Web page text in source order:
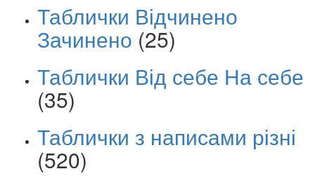
Таблички Відчинено
Зачинено (25)
Таблички Від себе На себе
(35)
Таблички з написами різні
(520)